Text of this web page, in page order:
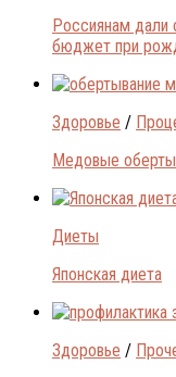
Россиянам дали
бюджет при
Здоровье /
Медовые
Диеты
Японская диета
Здоровье /